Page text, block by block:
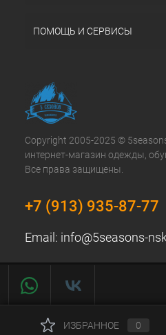
ПОМОЩЬ И СЕРВИСЫ
Copyright 2005-2025 ©
интернет-магазин одежды,
Все права защищены.
+7 (913) 935-87-77
Email: info@5seasons-
ИЗБРАННОЕ 0